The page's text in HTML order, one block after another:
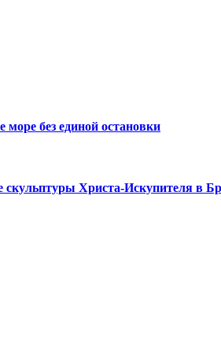
без единой остановки
скульптуры Христа-Искупителя в